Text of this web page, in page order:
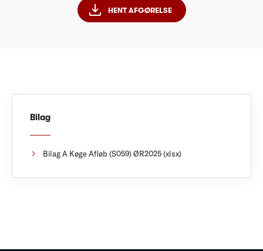
HENT AFGØRELSE
Bilag
Bilag A Køge Afløb (S059) ØR2025 (xlsx)